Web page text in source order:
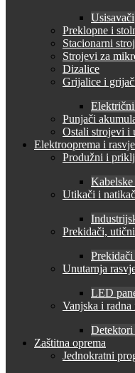
Usisavači
Preklopne i
Stacionarni
Strojevi za
Dizalice
Grijalice i
Punjači
Ostali strojevi i
Elektrooprema i
Produžni i
Utikači i
Prekidači,
Unutarnja
LED
Vanjska i radna
Detektori
Zaštitna oprema
Jednokratni